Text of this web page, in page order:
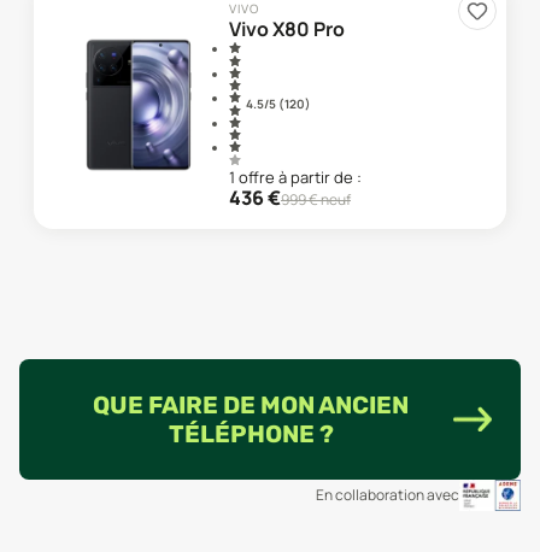
VIVO
Vivo X80 Pro
4.5/5 (120)
1 offre à partir de :
436€999€ neuf
QUE FAIRE DE MON ANCIEN
TÉLÉPHONE ?
En collaboration avec